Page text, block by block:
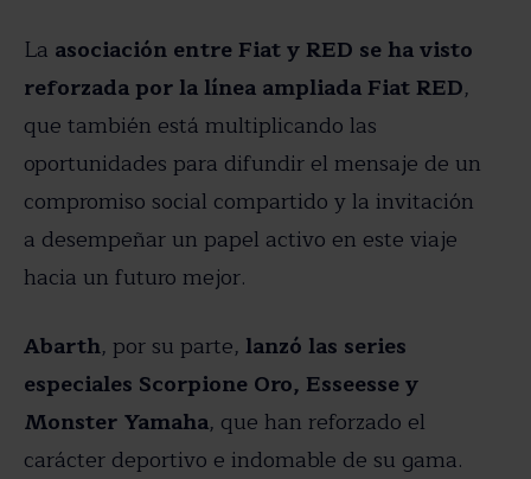
La asociación entre Fiat y RED se ha visto
reforzada por la línea ampliada Fiat RED,
que también está multiplicando las
oportunidades para difundir el mensaje de un
compromiso social compartido y la invitación
a desempeñar un papel activo en este viaje
hacia un futuro mejor.
Abarth, por su parte, lanzó las series
especiales Scorpione Oro, Esseesse y
Monster Yamaha, que han reforzado el
carácter deportivo e indomable de su gama.